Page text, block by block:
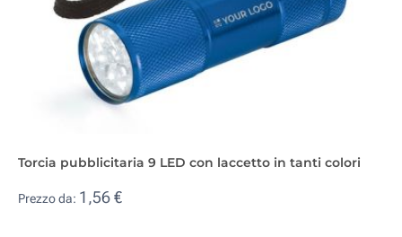
Torcia pubblicitaria 9 LED con laccetto in tanti colori
Prezzo da: 1,56 €